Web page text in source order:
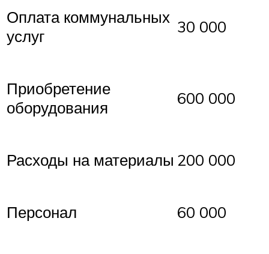
Оплата коммунальных
услуг
30 000
Приобретение
оборудования
600 000
Расходы на материалы 200 000
Персонал 60 000